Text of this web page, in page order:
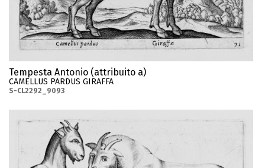
Tempesta Antonio (attribuito a)
CAMELLUS PARDUS GIRAFFA
S-CL2292_9093